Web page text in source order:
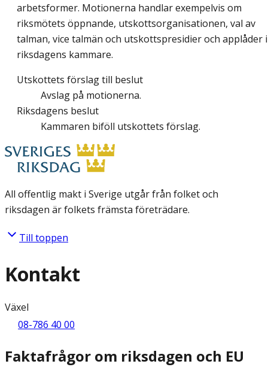
arbetsformer. Motionerna handlar exempelvis om
riksmötets öppnande, utskottsorganisationen, val av
talman, vice talmän och utskottspresidier och applåder i
riksdagens kammare.
Utskottets förslag till beslut
Avslag på motionerna.
Riksdagens beslut
Kammaren biföll utskottets förslag.
All offentlig makt i Sverige utgår från folket och
riksdagen är folkets främsta företrädare.
Till toppen
Kontakt
Växel
08-786 40 00
Faktafrågor om riksdagen och EU